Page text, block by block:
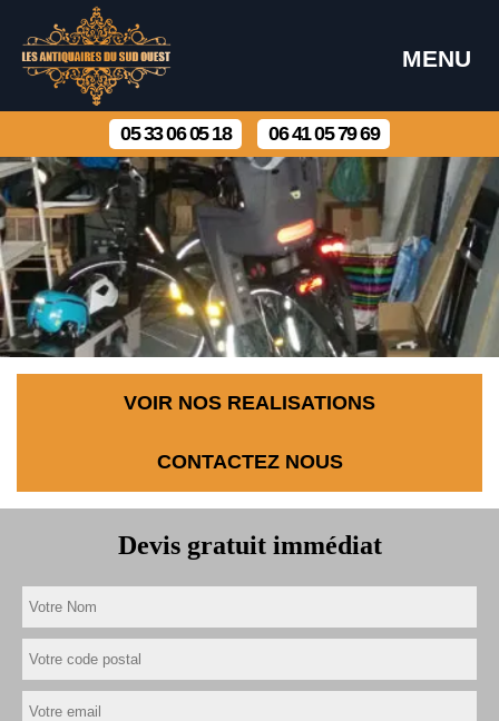
MENU
05 33 06 05 18 06 41 05 79 69
VOIR NOS REALISATIONS
CONTACTEZ NOUS
Devis gratuit immédiat